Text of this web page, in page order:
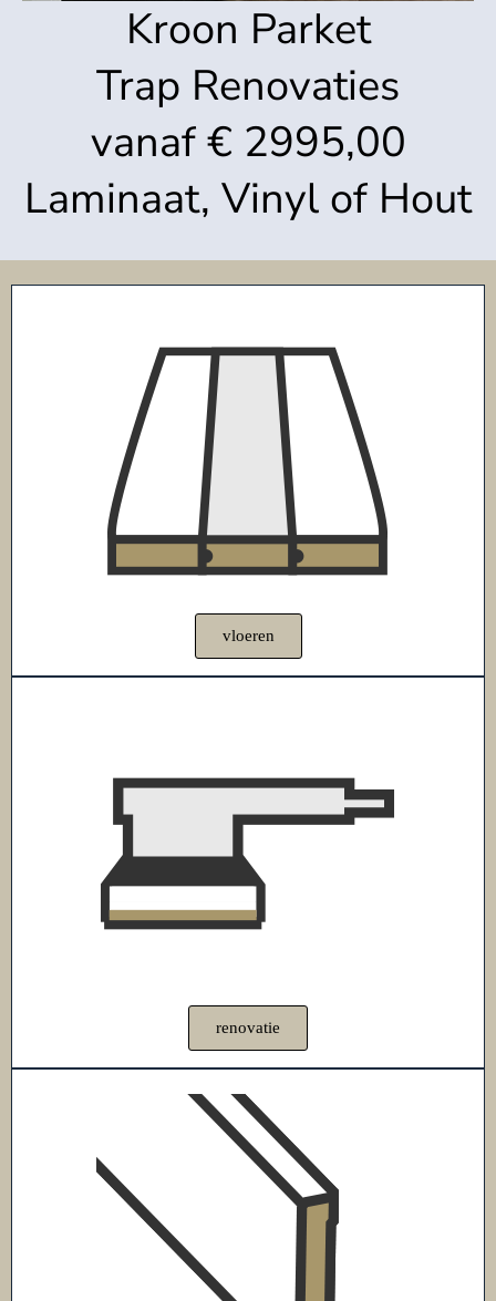
Kroon Parket
Trap Renovaties
vanaf € 2995,00
Laminaat, Vinyl of Hout
vloeren
renovatie